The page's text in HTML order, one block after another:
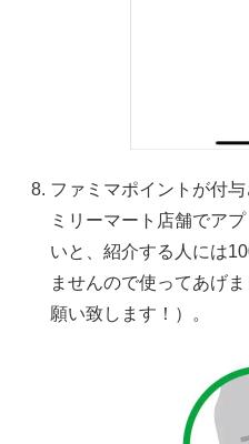
ファミマポイントが付
ミリーマート店舗でア
いと、紹介する人には
ませんので使ってあげ
願い致します！）。